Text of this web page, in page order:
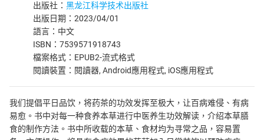
出版社： 黑龙江科学技术出版社
出版日期：2023/04/01
語言：中文
ISBN：7539571918743
檔案格式：EPUB2-流式格式
閱讀裝置：閱讀器, Android應用程式, iOS應用程式
我们提倡平日品饮，将药茶的功效发挥至极大，让百病难侵、有病
易愈。书中对每一种食养本草进行中医养生功效解读，介绍本草膳
食的制作方法。书中所收载的本草、食材均为寻常之品，容易置